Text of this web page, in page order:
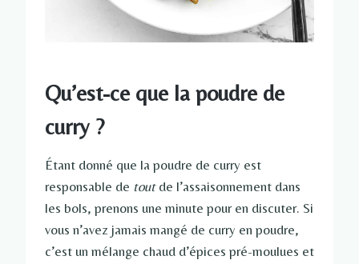
Qu’est-ce que la poudre de
curry ?
Étant donné que la poudre de curry est
responsable de toutde l’assaisonnement dans
les bols, prenons une minute pour en discuter. Si
vous n’avez jamais mangé de curry en poudre,
c’est un mélange chaud d’épices pré-moulues et